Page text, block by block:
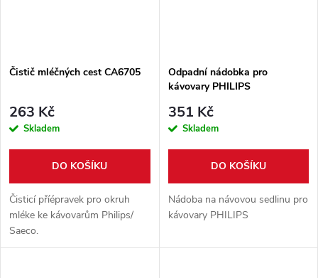
Čistič mléčných cest CA6705
263 Kč
Skladem
DO KOŠÍKU
Čisticí příépravek pro okruh
mléke ke kávovarům Philips/
Saeco.
Odpadní nádobka pro
kávovary PHILIPS
351 Kč
Skladem
DO KOŠÍKU
Nádoba na návovou sedlinu pro
kávovary PHILIPS